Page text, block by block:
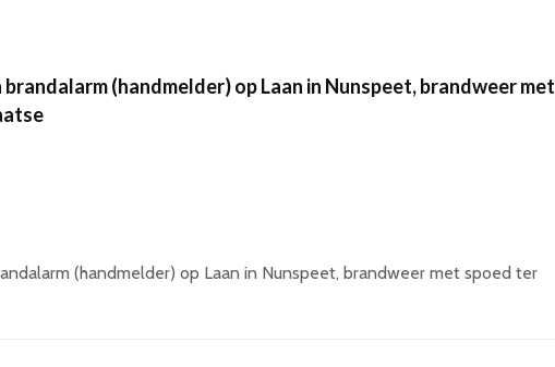
(handmelder) op Laan in Nunspeet, brandweer met
(handmelder) op Laan in Nunspeet, brandweer met spoed ter